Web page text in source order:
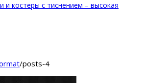
и костеры с тиснением – высокая
/posts-4